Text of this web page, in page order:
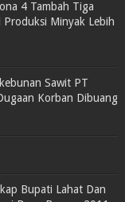
4 Tambah Tiga
Minyak Lebih
Sawit PT
Korban Dibuang
Bupati Lahat Dan